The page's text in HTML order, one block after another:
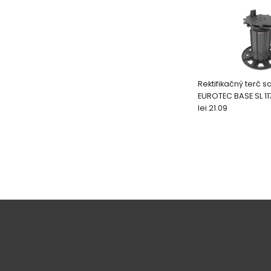
Rektifikačný terč
EUROTEC BASE SL
lei 21.09